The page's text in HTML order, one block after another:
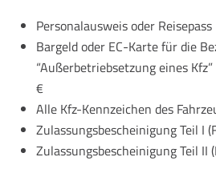
Personalausweis oder Reisepass
Bargeld oder EC-Karte für die
“Außerbetriebsetzung eines
€
Alle Kfz-Kennzeichen des
Zulassungsbescheinigung Teil I
Zulassungsbescheinigung Teil II